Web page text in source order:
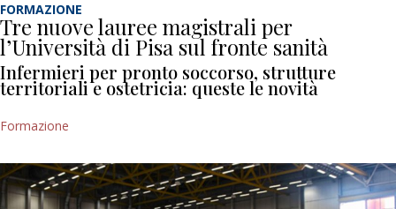
FORMAZIONE
Tre nuove lauree magistrali per
l’Università di Pisa sul fronte sanità
Infermieri per pronto soccorso, strutture
territoriali e ostetricia: queste le novità
Formazione